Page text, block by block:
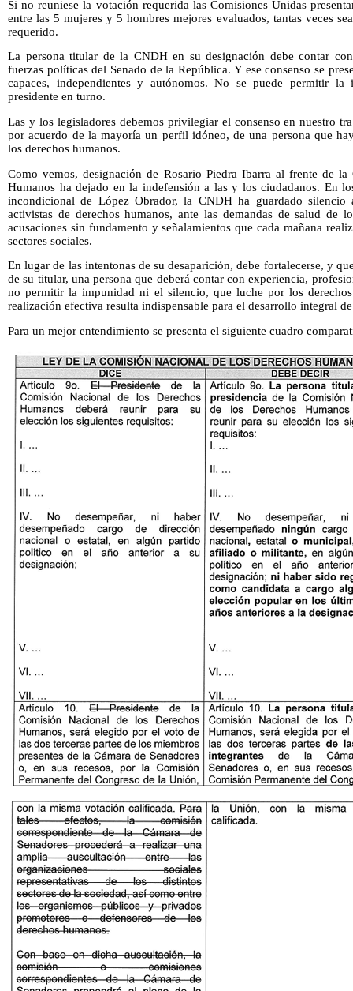
Si no reuniese la votación requerida las Comisiones Unidas
entre las 5 mujeres y 5 hombres mejores evaluados, tantas veces
requerido.
La persona titular de la CNDH en su designación debe contar
fuerzas políticas del Senado de la República. Y ese consenso se
capaces, independientes y autónomos. No se puede permitir
presidente en turno.
Las y los legisladores debemos privilegiar el consenso en nuestro
por acuerdo de la mayoría un perfil idóneo, de una persona que
los derechos humanos.
Como vemos, designación de Rosario Piedra Ibarra al frente de
Humanos ha dejado en la indefensión a las y los ciudadanos. En
incondicional de López Obrador, la CNDH ha guardado silencio
activistas de derechos humanos, ante las demandas de salud de
acusaciones sin fundamento y señalamientos que cada mañana
sectores sociales.
En lugar de las intentonas de su desaparición, debe fortalecerse, y
de su titular, una persona que deberá contar con experiencia,
no permitir la impunidad ni el silencio, que luche por los
realización efectiva resulta indispensable para el desarrollo integral
Para un mejor entendimiento se presenta el siguiente cuadro